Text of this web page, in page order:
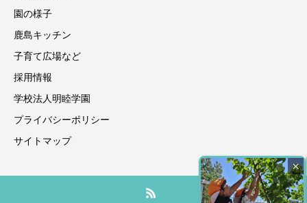
園の様子
鹿島キッチン
子育て広場など
採用情報
学校法人明睦学園
プライバシーポリシー
サイトマップ
×